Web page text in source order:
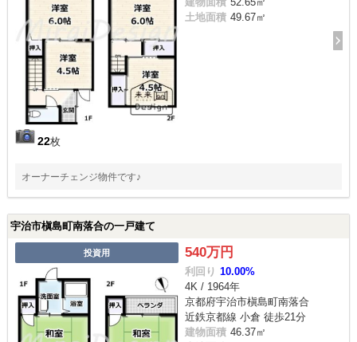
22枚
土地面積 49.67㎡
オーナーチェンジ物件です♪
宇治市槇島町南落合の一戸建て
投資用 540万円
利回り 10.00%
4K / 1964年
京都府宇治市槇島町南落合
近鉄京都線 小倉 徒歩21分
建物面積 46.37㎡